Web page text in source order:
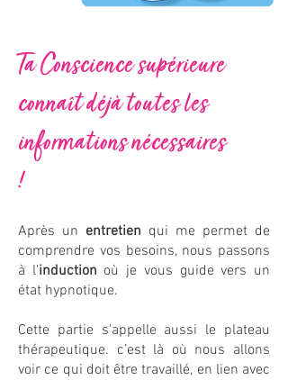
Ta Conscience supérieure
connaît déjà toutes les
informations nécessaires
!
Après un entretien qui me permet de
comprendre vos besoins, nous passons
à l'induction où je vous guide vers un
état hypnotique.
Cette partie s'appelle aussi le plateau
thérapeutique. c’est là où nous allons
voir ce qui doit être travaillé, en lien avec